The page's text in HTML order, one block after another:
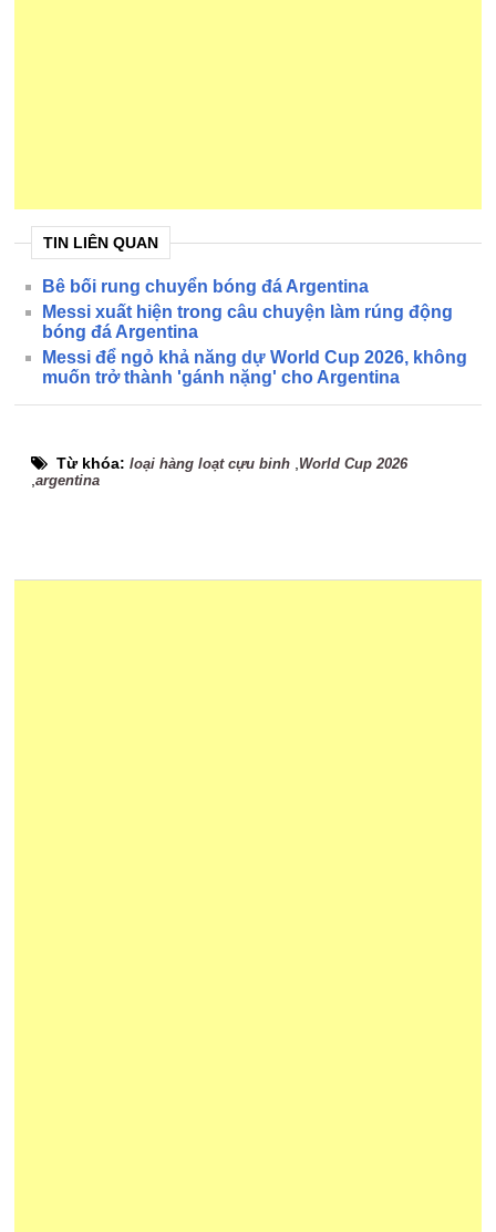
TIN LIÊN QUAN
Bê bối rung chuyển bóng đá Argentina
Messi xuất hiện trong câu chuyện làm rúng động
bóng đá Argentina
Messi để ngỏ khả năng dự World Cup 2026, không
muốn trở thành 'gánh nặng' cho Argentina
Từ khóa:loại hàng loạt cựu binh World Cup 2026
,argentina